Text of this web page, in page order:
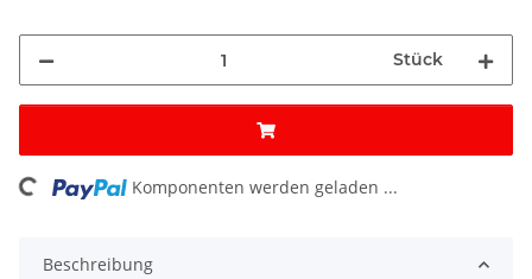
Stück
Komponenten werden geladen ...
Beschreibung